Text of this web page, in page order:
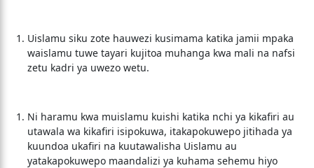
Uislamu siku zote hauwezi kusimama katika jamii mpaka
waislamu tuwe tayari kujitoa muhanga kwa mali na nafsi
zetu kadri ya uwezo wetu.
Ni haramu kwa muislamu kuishi katika nchi ya kikafiri au
utawala wa kikafiri isipokuwa, itakapokuwepo jitihada ya
kuundoa ukafiri na kuutawalisha Uislamu au
yatakapokuwepo maandalizi ya kuhama sehemu hiyo